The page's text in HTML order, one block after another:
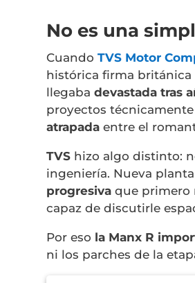
No es una
CuandoTVS Motor
histórica firma británica
llegabadevastada tras
proyectos
atrapada entre el
TVS hizo algo distinto:
ingeniería. Nueva
progresiva que primero
capaz de discutirle
Por eso la Manx R
ni los parches de la